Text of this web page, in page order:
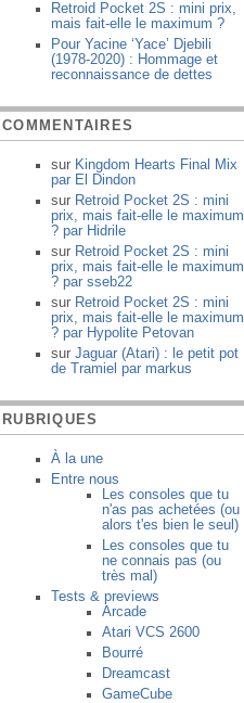
Retroid Pocket 2S : mini prix,
mais fait-elle le maximum ?
Pour Yacine ‘Yace’ Djebili
(1978-2020) : Hommage et
reconnaissance de dettes
COMMENTAIRES
sur Kingdom Hearts Final Mix
par El Dindon
sur Retroid Pocket 2S : mini
prix, mais fait-elle le maximum
? par Hidrile
sur Retroid Pocket 2S : mini
prix, mais fait-elle le maximum
? par sseb22
sur Retroid Pocket 2S : mini
prix, mais fait-elle le maximum
? par Hypolite Petovan
sur Jaguar (Atari) : le petit pot
de Tramiel par markus
RUBRIQUES
À la une
Entre nous
Les consoles que tu
n'as pas achetées (ou
alors t'es bien le seul)
Les consoles que tu
ne connais pas (ou
très mal)
Tests & previews
Arcade
Atari VCS 2600
Bourré
Dreamcast
GameCube